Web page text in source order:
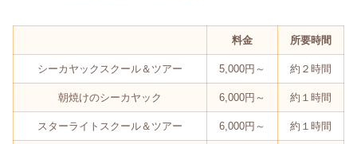
料金 所要時間
シーカヤックスクール＆ツアー 5,000円～ 約２時間
朝焼けのシーカヤック 6,000円～ 約１時間
スターライトスクール＆ツアー 6,000円～ 約１時間